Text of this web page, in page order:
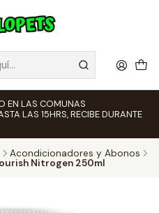
EN LAS COMUNAS
LAS 15HRS, RECIBE DURANTE
Acondicionadores y Abonos
Nitrogen 250ml